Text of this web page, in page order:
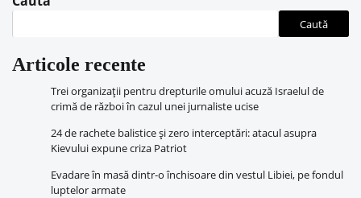
Caută
Articole recente
Trei organizații pentru drepturile omului acuză Israelul de
crimă de război în cazul unei jurnaliste ucise
24 de rachete balistice și zero interceptări: atacul asupra
Kievului expune criza Patriot
Evadare în masă dintr-o închisoare din vestul Libiei, pe fondul
luptelor armate